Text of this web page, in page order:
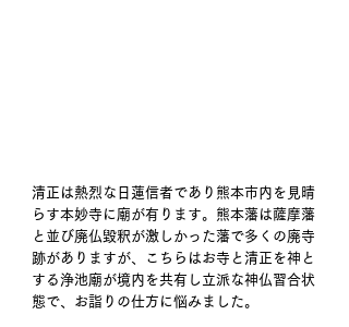
清正は熱烈な日蓮信者であり熊本市内を見晴
らす本妙寺に廟が有ります。熊本藩は薩摩藩
と並び廃仏毀釈が激しかった藩で多くの廃寺
跡がありますが、こちらはお寺と清正を神と
する浄池廟が境内を共有し立派な神仏習合状
態で、お詣りの仕方に悩みました。